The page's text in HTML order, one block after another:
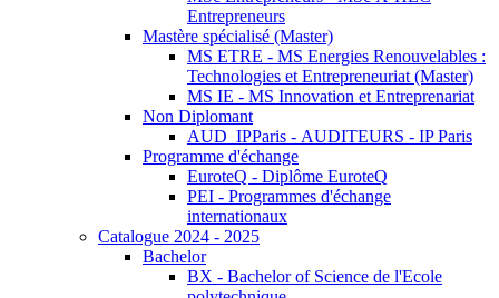
Entrepreneurs
Mastère spécialisé (Master)
MS ETRE - MS Energies Renouvelables :
Technologies et Entrepreneuriat (Master)
MS IE - MS Innovation et Entreprenariat
Non Diplomant
AUD_IPParis - AUDITEURS - IP Paris
Programme d'échange
EuroteQ - Diplôme EuroteQ
PEI - Programmes d'échange
internationaux
Catalogue 2024 - 2025
Bachelor
BX - Bachelor of Science de l'Ecole